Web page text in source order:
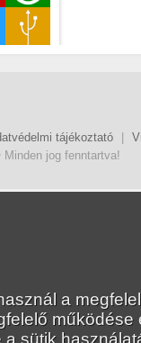
vagy
a
működése
sütik
tájékoztató
jog fenntartva!